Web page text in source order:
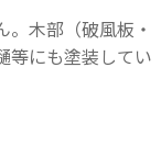
木部（破風板・
等にも塗装してい